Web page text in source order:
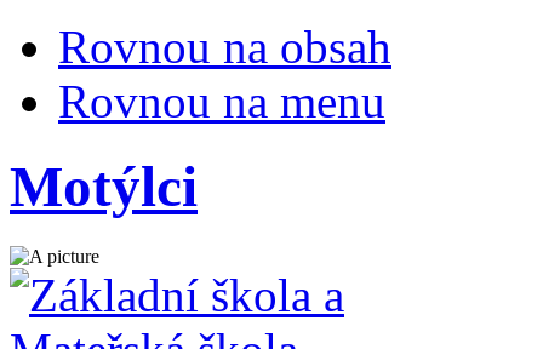
Rovnou na obsah
Rovnou na menu
Motýlci